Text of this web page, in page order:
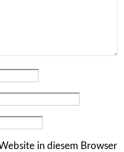
in diesem Browser